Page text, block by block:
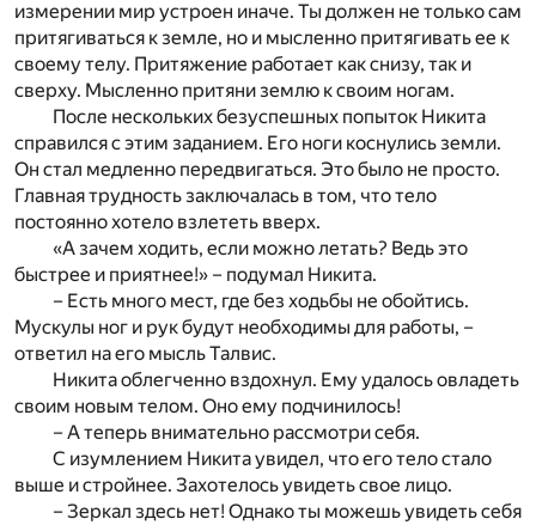
измерении мир устроен иначе. Ты должен не только сам
притягиваться к земле, но и мысленно притягивать ее к
своему телу. Притяжение работает как снизу, так и
сверху. Мысленно притяни землю к своим ногам.
После нескольких безуспешных попыток Никита
справился с этим заданием. Его ноги коснулись земли.
Он стал медленно передвигаться. Это было не просто.
Главная трудность заключалась в том, что тело
постоянно хотело взлететь вверх.
«А зачем ходить, если можно летать? Ведь это
быстрее и приятнее!» – подумал Никита.
– Есть много мест, где без ходьбы не обойтись.
Мускулы ног и рук будут необходимы для работы, –
ответил на его мысль Талвис.
Никита облегченно вздохнул. Ему удалось овладеть
своим новым телом. Оно ему подчинилось!
– А теперь внимательно рассмотри себя.
С изумлением Никита увидел, что его тело стало
выше и стройнее. Захотелось увидеть свое лицо.
– Зеркал здесь нет! Однако ты можешь увидеть себя